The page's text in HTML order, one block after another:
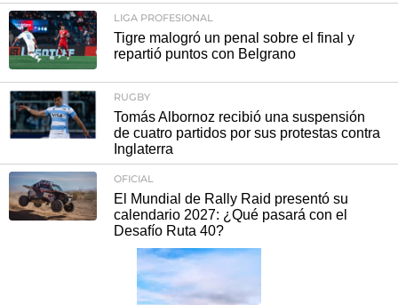
LIGA PROFESIONAL
Tigre malogró un penal sobre el final y
repartió puntos con Belgrano
RUGBY
Tomás Albornoz recibió una suspensión
de cuatro partidos por sus protestas contra
Inglaterra
OFICIAL
El Mundial de Rally Raid presentó su
calendario 2027: ¿Qué pasará con el
Desafío Ruta 40?